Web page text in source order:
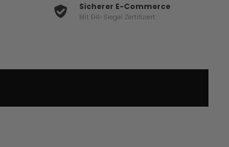
Sicherer E-Commerce
Mit EHI-Siegel Zertifiziert